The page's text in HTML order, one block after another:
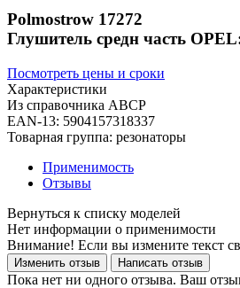
Polmostrow 17272
Глушитель средн часть
Посмотреть цены и сроки
Характеристики
Из справочника ABCP
EAN-13: 5904157318337
Товарная группа: резонаторы
Применимость
Отзывы
Нет информации о применимости
Внимание! Если вы измените текст
Пока нет ни одного отзыва. Ваш